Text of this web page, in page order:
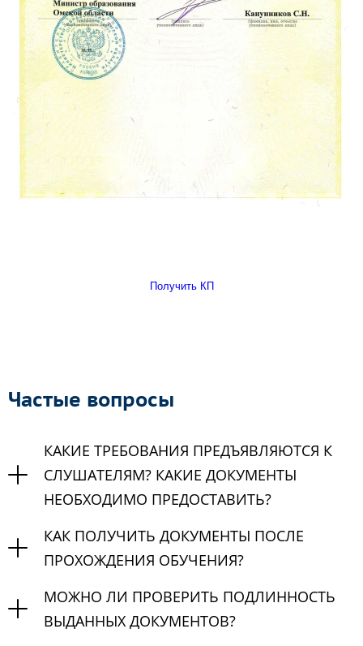
Получить КП
Частые вопросы
КАКИЕ ТРЕБОВАНИЯ ПРЕДЪЯВЛЯЮТСЯ К
СЛУШАТЕЛЯМ? КАКИЕ ДОКУМЕНТЫ
НЕОБХОДИМО ПРЕДОСТАВИТЬ?
КАК ПОЛУЧИТЬ ДОКУМЕНТЫ ПОСЛЕ
ПРОХОЖДЕНИЯ ОБУЧЕНИЯ?
МОЖНО ЛИ ПРОВЕРИТЬ ПОДЛИННОСТЬ
ВЫДАННЫХ ДОКУМЕНТОВ?